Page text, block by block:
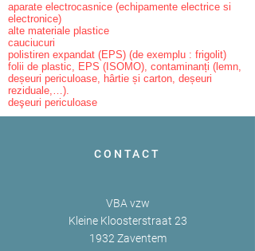
aparate electrocasnice (echipamente electrice si
electronice)
alte materiale plastice
cauciucuri
polistiren expandat (EPS) (de exemplu : frigolit)
folii de plastic, EPS (ISOMO), contaminanți (lemn,
deșeuri periculoase, hârtie și carton, deșeuri
reziduale,…).
deşeuri periculoase
CONTACT
VBA vzw
Kleine Kloosterstraat 23
1932 Zaventem